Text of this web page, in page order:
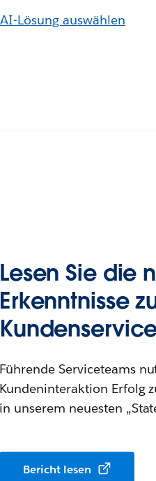
Lösung auswählen
Lesen Sie die
Erkenntnisse
Führende Serviceteams
Kundeninteraktion Erfolg
in unserem neuesten
Bericht lesen